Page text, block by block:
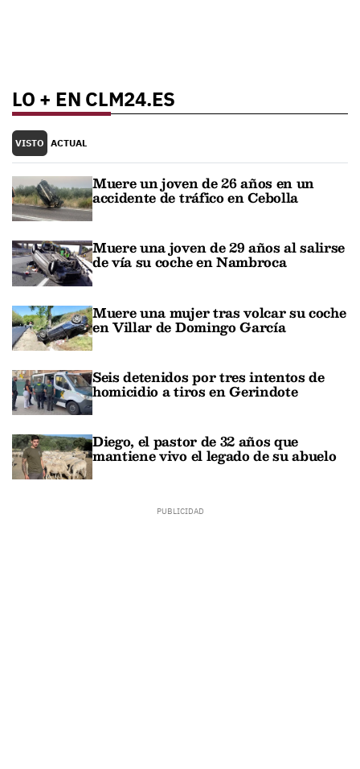
LO + EN CLM24.ES
VISTO ACTUAL
Muere un joven de 26 años en un
accidente de tráfico en Cebolla
Muere una joven de 29 años al salirse
de vía su coche en Nambroca
Muere una mujer tras volcar su coche
en Villar de Domingo García
Seis detenidos por tres intentos de
homicidio a tiros en Gerindote
Diego, el pastor de 32 años que
mantiene vivo el legado de su abuelo